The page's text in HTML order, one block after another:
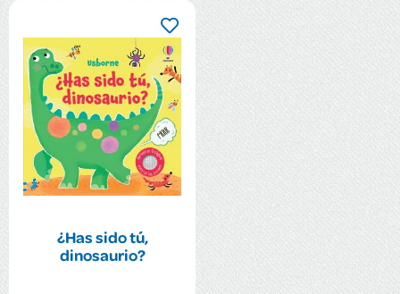
¿Has sido tú,
dinosaurio?